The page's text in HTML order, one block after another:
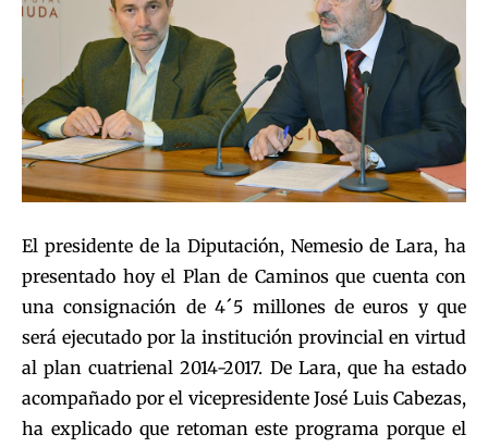
El presidente de la Diputación, Nemesio de Lara, ha
presentado hoy el Plan de Caminos que cuenta con
una consignación de 4´5 millones de euros y que
será ejecutado por la institución provincial en virtud
al plan cuatrienal 2014-2017. De Lara, que ha estado
acompañado por el vicepresidente José Luis Cabezas,
ha explicado que retoman este programa porque el